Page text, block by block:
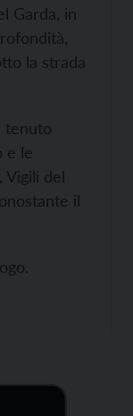
Garda, in
la strada
tenuto
e le
Vigili del
il